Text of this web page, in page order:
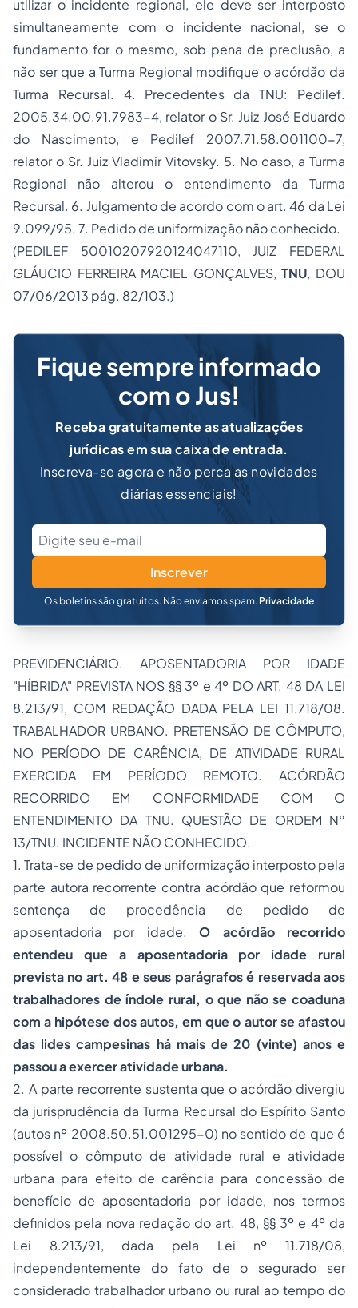
utilizar o incidente regional, ele deve ser interposto
simultaneamente com o incidente nacional, se o
fundamento for o mesmo, sob pena de preclusão, a
não ser que a Turma Regional modifique o acórdão da
Turma Recursal. 4. Precedentes da TNU: Pedilef.
2005.34.00.91.7983-4, relator o Sr. Juiz José Eduardo
do Nascimento, e Pedilef 2007.71.58.001100-7,
relator o Sr. Juiz Vladimir Vitovsky. 5. No caso, a Turma
Regional não alterou o entendimento da Turma
Recursal. 6. Julgamento de acordo com o art. 46 da Lei
9.099/95. 7. Pedido de uniformização não conhecido.
(PEDILEF 50010207920124047110, JUIZ FEDERAL
GLÁUCIO FERREIRA MACIEL GONÇALVES,TNU, DOU
07/06/2013 pág. 82/103.)
Fique sempre informado
com o Jus!
Receba gratuitamente as atualizações
jurídicas em sua caixa de entrada.
Inscreva-se agora e não perca as novidades
diárias essenciais!
Inscrever
Os boletins são gratuitos. Não enviamos spam. Privacidade
PREVIDENCIÁRIO. APOSENTADORIA POR IDADE
"HÍBRIDA" PREVISTA NOS §§ 3º e 4º DO ART. 48 DA LEI
8.213/91, COM REDAÇÃO DADA PELA LEI 11.718/08.
TRABALHADOR URBANO. PRETENSÃO DE CÔMPUTO,
NO PERÍODO DE CARÊNCIA, DE ATIVIDADE RURAL
EXERCIDA EM PERÍODO REMOTO. ACÓRDÃO
RECORRIDO EM CONFORMIDADE COM O
ENTENDIMENTO DA TNU. QUESTÃO DE ORDEM N°
13/TNU. INCIDENTE NÃO CONHECIDO.
1. Trata-se de pedido de uniformização interposto pela
parte autora recorrente contra acórdão que reformou
sentença de procedência de pedido de
aposentadoria por idade.O acórdão recorrido
entendeu que a aposentadoria por idade rural
prevista no art. 48 e seus parágrafos é reservada aos
trabalhadores de índole rural, o que não se coaduna
com a hipótese dos autos, em que o autor se afastou
das lides campesinas há mais de 20 (vinte) anos e
passou a exercer atividade urbana.
2. A parte recorrente sustenta que o acórdão divergiu
da jurisprudência da Turma Recursal do Espírito Santo
(autos nº 2008.50.51.001295-0) no sentido de que é
possível o cômputo de atividade rural e atividade
urbana para efeito de carência para concessão de
benefício de aposentadoria por idade, nos termos
definidos pela nova redação do art. 48, §§ 3º e 4º da
Lei 8.213/91, dada pela Lei nº 11.718/08,
independentemente do fato de o segurado ser
considerado trabalhador urbano ou rural ao tempo do